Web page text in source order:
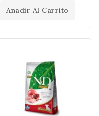
Añadir Al Carrito